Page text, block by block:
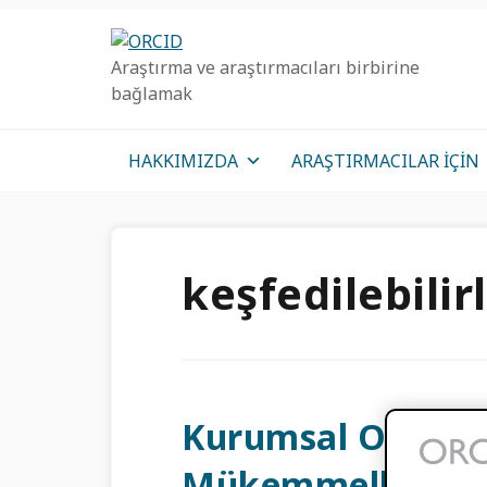
Araştırma ve araştırmacıları birbirine
bağlamak
HAKKIMIZDA ARAŞTIRMACILAR IÇIN
Kurumsal ORCID